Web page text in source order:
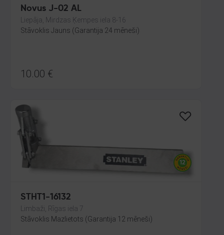
Novus J-02 AL
Liepāja, Mirdzas Ķempes iela 8-16
Stāvoklis Jauns (Garantija 24 mēneši)
10.00 €
STHT1-16132
Limbaži, Rīgas iela 7
Stāvoklis Mazlietots (Garantija 12 mēneši)